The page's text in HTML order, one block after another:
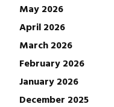
May 2026
April 2026
March 2026
February 2026
January 2026
December 2025